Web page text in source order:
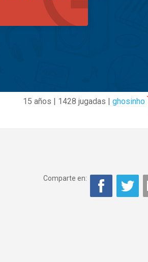
15 años | 1428 jugadas | ghosinho
Comparte en: